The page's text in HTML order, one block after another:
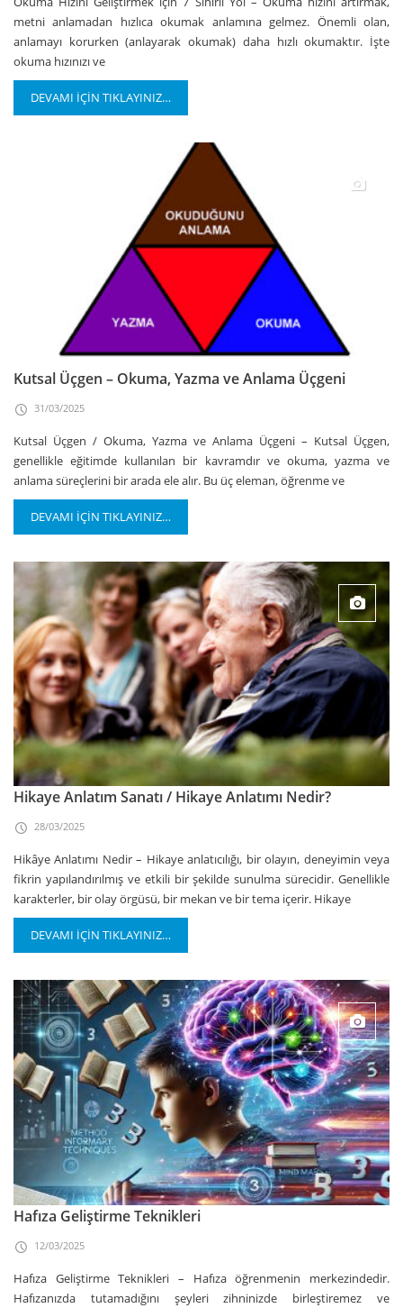
metni anlamadan hızlıca okumak anlamına gelmez. Önemli olan,
anlamayı korurken (anlayarak okumak) daha hızlı okumaktır. İşte
okuma hızınızı ve
DEVAMI İÇİN TIKLAYINIZ…
Kutsal Üçgen – Okuma, Yazma ve Anlama Üçgeni
31/03/2025
Kutsal Üçgen / Okuma, Yazma ve Anlama Üçgeni – Kutsal Üçgen,
genellikle eğitimde kullanılan bir kavramdır ve okuma, yazma ve
anlama süreçlerini bir arada ele alır. Bu üç eleman, öğrenme ve
DEVAMI İÇİN TIKLAYINIZ…
Hikaye Anlatım Sanatı / Hikaye Anlatımı Nedir?
28/03/2025
Hikâye Anlatımı Nedir – Hikaye anlatıcılığı, bir olayın, deneyimin veya
fikrin yapılandırılmış ve etkili bir şekilde sunulma sürecidir. Genellikle
karakterler, bir olay örgüsü, bir mekan ve bir tema içerir. Hikaye
DEVAMI İÇİN TIKLAYINIZ…
Hafıza Geliştirme Teknikleri
12/03/2025
Hafıza Geliştirme Teknikleri – Hafıza öğrenmenin merkezindedir.
Hafızanızda tutamadığını şeyleri zihninizde birleştiremez ve